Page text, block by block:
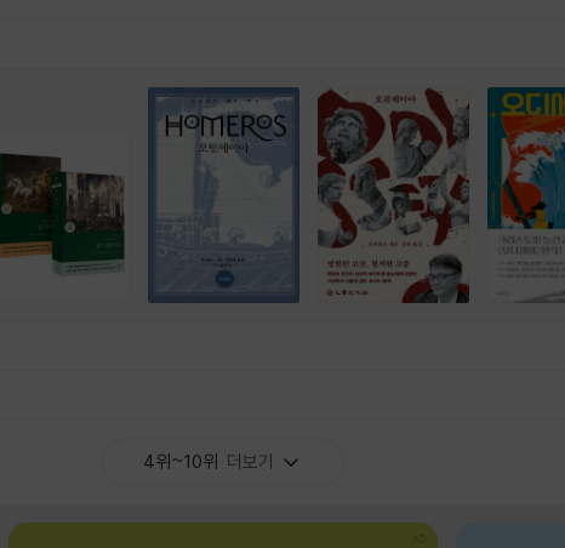
4위~10위 더보기